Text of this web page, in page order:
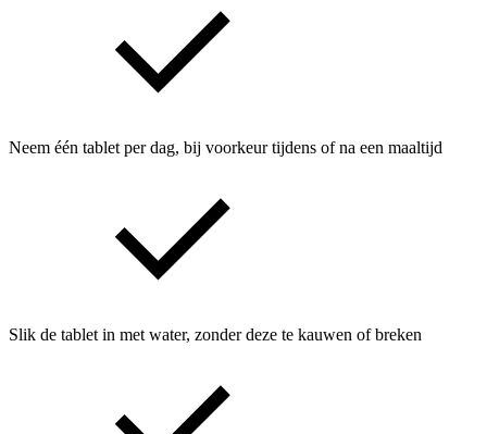
Neem één tablet per dag, bij voorkeur tijdens of na een maaltijd
Slik de tablet in met water, zonder deze te kauwen of breken